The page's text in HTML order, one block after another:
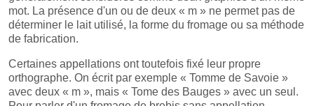
mot. La présence d'un ou de deux « m » ne permet pas de
déterminer le lait utilisé, la forme du fromage ou sa méthode
de fabrication.
Certaines appellations ont toutefois fixé leur propre
orthographe. On écrit par exemple « Tomme de Savoie »
avec deux « m », mais « Tome des Bauges » avec un seul.